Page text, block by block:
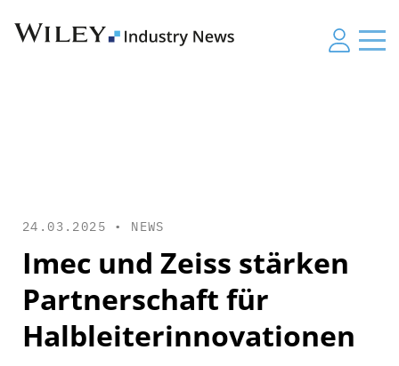
24.03.2025 • NEWS
Imec und Zeiss stärken
Partnerschaft für
Halbleiterinnovationen